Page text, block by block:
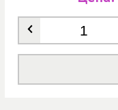
Количество